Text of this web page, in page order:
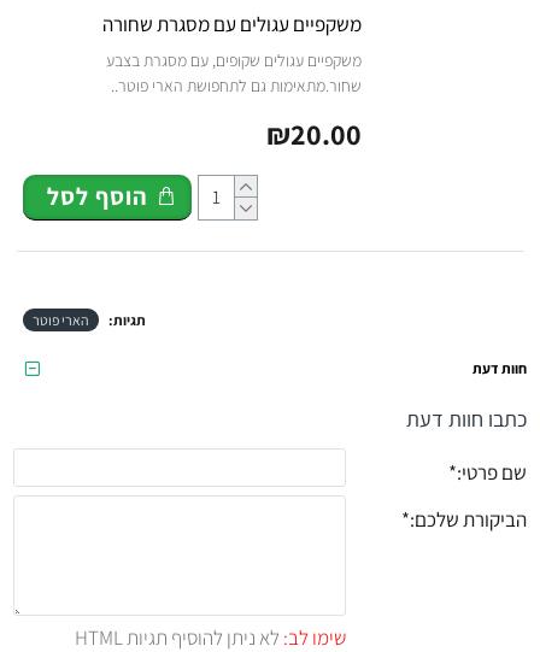
משקפיים עגולים עם מסגרת שחורה
משקפיים עגולים שקופים, עם מסגרת בצבע
שחור.מתאימות גם לתחפושת הארי פוטר..
₪20.00
הוסף לסל
תגיות: הארי פוטר
חוות דעת
כתבו חוות דעת
שם פרטי:
הביקורת שלכם:
שימו לב:
לא ניתן להוסיף תגיות HTML